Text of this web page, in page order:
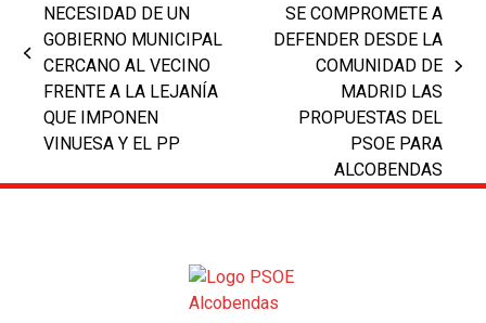
previous
post:
NECESIDAD DE UN
GOBIERNO MUNICIPAL
CERCANO AL VECINO
FRENTE A LA LEJANÍA
QUE IMPONEN
VINUESA Y EL PP
SE COMPROMETE A
DEFENDER DESDE LA
COMUNIDAD DE
MADRID LAS
PROPUESTAS DEL
PSOE PARA
ALCOBENDAS